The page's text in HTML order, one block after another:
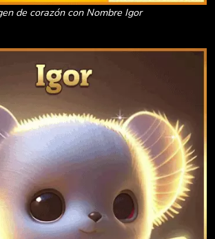
de corazón con Nombre Igor